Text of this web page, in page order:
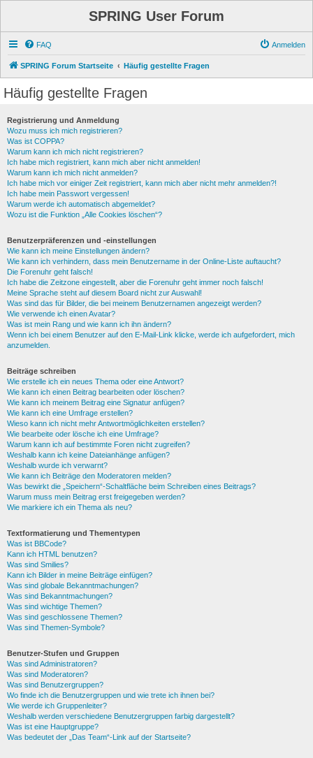
SPRING User Forum
FAQ Anmelden
SPRING Forum Startseite Häufig gestellte Fragen
Häufig gestellte Fragen
Registrierung und Anmeldung
Wozu muss ich mich registrieren?
Was ist COPPA?
Warum kann ich mich nicht registrieren?
Ich habe mich registriert, kann mich aber nicht anmelden!
Warum kann ich mich nicht anmelden?
Ich habe mich vor einiger Zeit registriert, kann mich aber nicht mehr anmelden?!
Ich habe mein Passwort vergessen!
Warum werde ich automatisch abgemeldet?
Wozu ist die Funktion „Alle Cookies löschen“?
Benutzerpräferenzen und -einstellungen
Wie kann ich meine Einstellungen ändern?
Wie kann ich verhindern, dass mein Benutzername in der Online-Liste auftaucht?
Die Forenuhr geht falsch!
Ich habe die Zeitzone eingestellt, aber die Forenuhr geht immer noch falsch!
Meine Sprache steht auf diesem Board nicht zur Auswahl!
Was sind das für Bilder, die bei meinem Benutzernamen angezeigt werden?
Wie verwende ich einen Avatar?
Was ist mein Rang und wie kann ich ihn ändern?
Wenn ich bei einem Benutzer auf den E-Mail-Link klicke, werde ich aufgefordert, mich
anzumelden.
Beiträge schreiben
Wie erstelle ich ein neues Thema oder eine Antwort?
Wie kann ich einen Beitrag bearbeiten oder löschen?
Wie kann ich meinem Beitrag eine Signatur anfügen?
Wie kann ich eine Umfrage erstellen?
Wieso kann ich nicht mehr Antwortmöglichkeiten erstellen?
Wie bearbeite oder lösche ich eine Umfrage?
Warum kann ich auf bestimmte Foren nicht zugreifen?
Weshalb kann ich keine Dateianhänge anfügen?
Weshalb wurde ich verwarnt?
Wie kann ich Beiträge den Moderatoren melden?
Was bewirkt die „Speichern“-Schaltfläche beim Schreiben eines Beitrags?
Warum muss mein Beitrag erst freigegeben werden?
Wie markiere ich ein Thema als neu?
Textformatierung und Thementypen
Was ist BBCode?
Kann ich HTML benutzen?
Was sind Smilies?
Kann ich Bilder in meine Beiträge einfügen?
Was sind globale Bekanntmachungen?
Was sind Bekanntmachungen?
Was sind wichtige Themen?
Was sind geschlossene Themen?
Was sind Themen-Symbole?
Benutzer-Stufen und Gruppen
Was sind Administratoren?
Was sind Moderatoren?
Was sind Benutzergruppen?
Wo finde ich die Benutzergruppen und wie trete ich ihnen bei?
Wie werde ich Gruppenleiter?
Weshalb werden verschiedene Benutzergruppen farbig dargestellt?
Was ist eine Hauptgruppe?
Was bedeutet der „Das Team“-Link auf der Startseite?